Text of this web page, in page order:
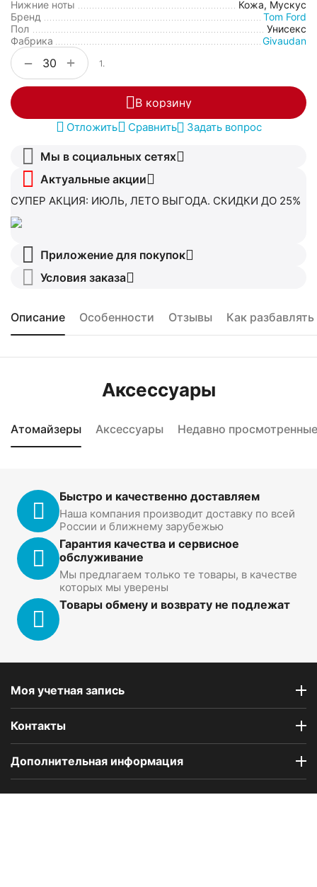
Нижние ноты
Кожа, Мускус
Бренд
Tom Ford
Пол
Унисекс
Фабрика
Givaudan
+
− 1.
В корзину
Отложить Сравнить Задать вопрос
Мы в социальных сетях
Актуальные акции
СУПЕР АКЦИЯ: ИЮЛЬ, ЛЕТО ВЫГОДА. СКИДКИ ДО 25%
Приложение для покупок
Условия заказа
Описание Особенности Отзывы Как
Аксессуары
Атомайзеры Аксессуары Недавно просмотренные
Быстро и качественно доставляем
Наша компания производит доставку по всей
России и ближнему зарубежью
Гарантия качества и сервисное
обслуживание
Мы предлагаем только те товары, в качестве
которых мы уверены
Товары обмену и возврату не подлежат
Моя учетная запись
Контакты
Дополнительная информация